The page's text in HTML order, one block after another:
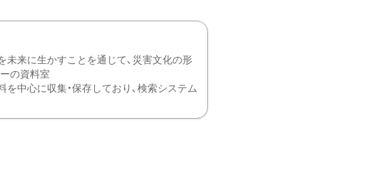
未来に生かすことを通じて、災害文化の形
の資料室
中心に収集・保存しており、検索システム